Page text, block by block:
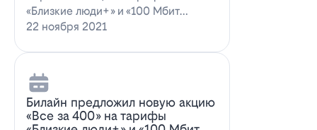
«Близкие люди+» и «100 Мбит
с ТВ»Билайн пред…
22 ноября 2021
Билайн предложил новую акцию
«Все за 400» на тарифы